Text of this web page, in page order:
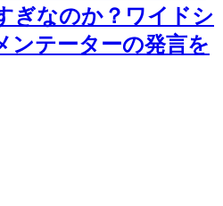
ぎなのか？ワイドシ
ンテーターの発言を